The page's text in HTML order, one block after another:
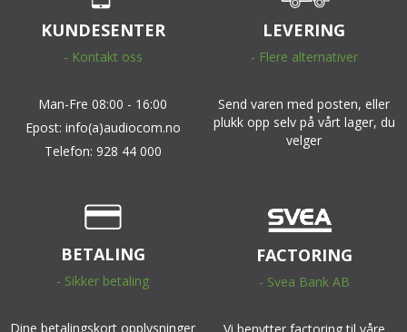
KUNDESENTER
- Kontakt oss
Man-Fre 08:00 - 16:00
Epost: info(a)audiocom.no
Telefon: 928 44 000
LEVERING
- Flere alternativer
Send varen med posten, eller
plukk opp selv på vårt lager, du
velger
BETALING
- Sikker betaling
Dine betalingskort opplysninger
FACTORING
- Svea Bank AB
Vi benytter factoring til våre